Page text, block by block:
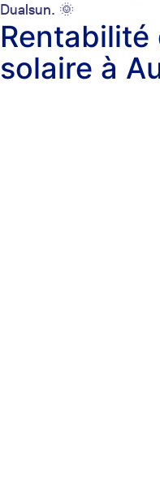
Dualsun. 🌞
Rentabilité
solaire à